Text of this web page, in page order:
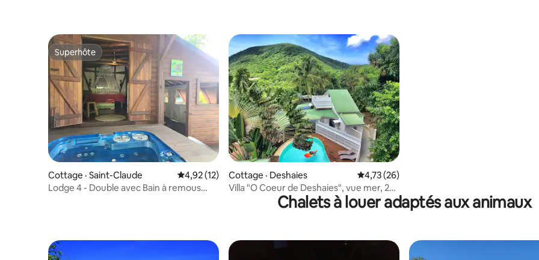
Superhôte
Superhôte
Cottage · Saint-Claude Note moyenne de 4,92 sur 5, 12 commentaires
4,92 (12)
Lodge 4 - Double avec Bain à remous
Cottage · Deshaies Note moyenne de 4,73 sur 5, 26
4,73 (26)
Villa "O Coeur de Deshaies", vue mer, 2
Chalets à louer adaptés aux animaux